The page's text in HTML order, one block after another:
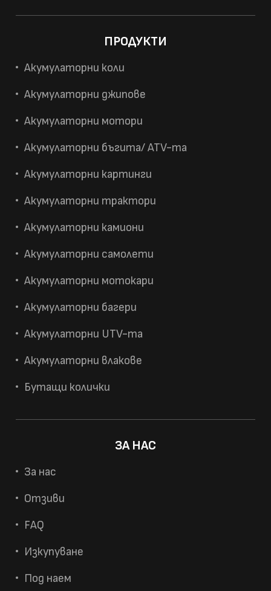
ПРОДУКТИ
Акумулаторни коли
Акумулаторни джипове
Акумулаторни мотори
Акумулаторни бъгита/ ATV-та
Акумулаторни картинги
Акумулаторни трактори
Акумулаторни камиони
Акумулаторни самолети
Акумулаторни мотокари
Акумулаторни багери
Акумулаторни UTV-та
Акумулаторни влакове
Бутащи колички
ЗА НАС
За нас
Отзиви
FAQ
Изкупуване
Под наем